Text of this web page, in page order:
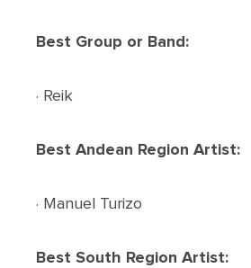
Best Group or Band:
· Reik
Best Andean Region Artist:
· Manuel Turizo
Best South Region Artist: